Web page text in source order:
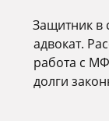
Защитник в
адвокат.
работа с
долги